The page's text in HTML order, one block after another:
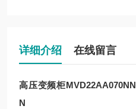
详细介绍 在线留言
高压变频柜MVD22AA070NN
N